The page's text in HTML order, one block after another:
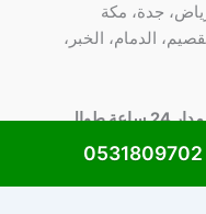
جدة، مكة
الدمام، الخبر،
مدار 24 ساعة طوال